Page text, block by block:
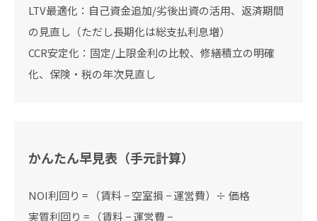
LTV最適化：自己資金追加/劣後出資の活用、返済期間
の見直し（ただし長期化は総支払利息増）
CCR安定化：固定/上限金利の比較、修繕積立の明確
化、保険・税の年次見直し
かんたん早見表（手元計算）
NOI利回り = （賃料 − 空室損 − 運営費）÷ 価格
実質利回り = （賃料 − 運営費 −